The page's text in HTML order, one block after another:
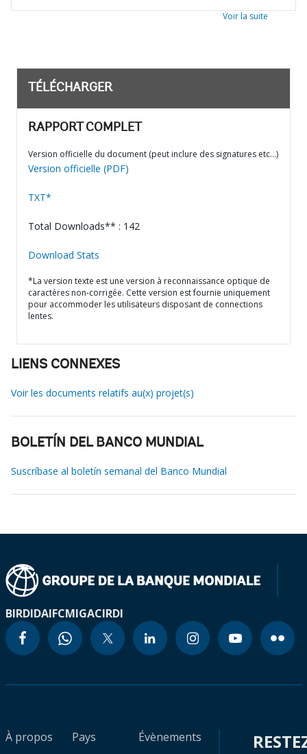
Voir la suite
TÉLÉCHARGER
RAPPORT COMPLET
Version officielle du document (peut inclure des signatures etc…)
Version officielle (PDF)
TXT*
Total Downloads** : 142
Download Stats
*La version texte est une version à reconnaissance optique de
caractères non-corrigée. Cette version est fournie uniquement
pour accommoder les utilisateurs disposant de connections
lentes.
LIENS CONNEXES
Voir les documents relatifs au(x) projet(s)
BOLETÍN DEL BANCO MUNDIAL
Suscríbase al boletín semanal del Banco Mundial
BIRDIDAIFCMIGACIRDI
À propos
Pays
Évènements